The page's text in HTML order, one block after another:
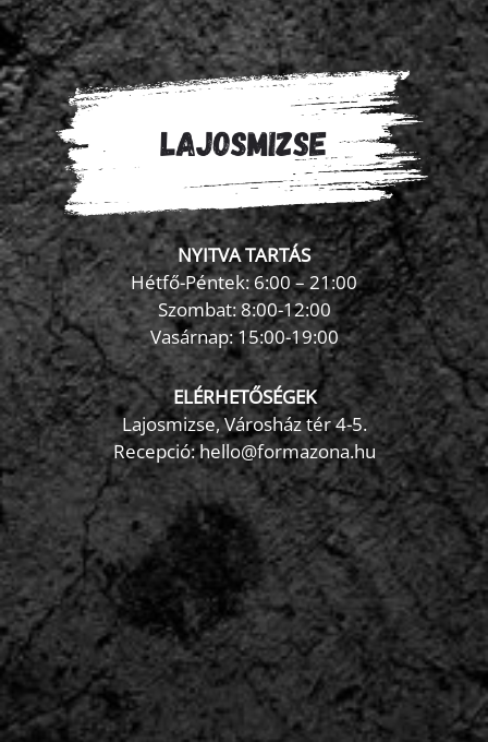
NYITVA TARTÁS
Hétfő-Péntek: 6:00 – 21:00
Szombat: 8:00-12:00
Vasárnap: 15:00-19:00
ELÉRHETŐSÉGEK
Lajosmizse, Városház tér 4-5.
Recepció:hello@formazona.hu
FormaZona chatbot ×